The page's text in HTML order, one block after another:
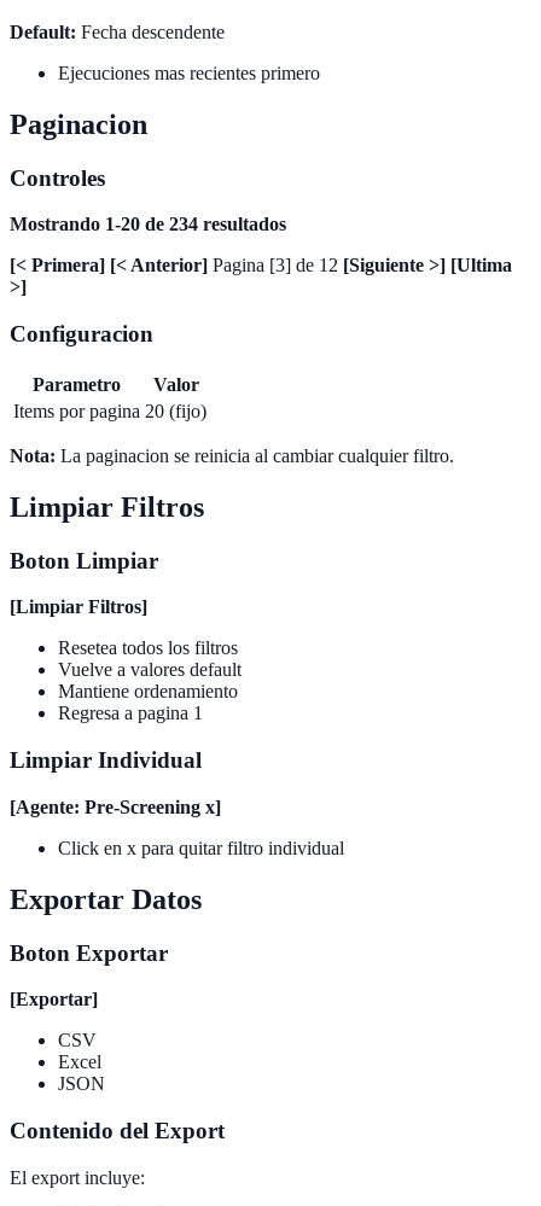
Default: Fecha descendente
Ejecuciones mas recientes primero
Paginacion
Controles
Mostrando 1-20 de 234 resultados
[< Primera] [< Anterior] Pagina [3] de 12 [Siguiente >] [Ultima
>]
Configuracion
Parametro
Valor
Items por pagina 20 (fijo)
Nota: La paginacion se reinicia al cambiar cualquier filtro.
Limpiar Filtros
Boton Limpiar
[Limpiar Filtros]
Resetea todos los filtros
Vuelve a valores default
Mantiene ordenamiento
Regresa a pagina 1
Limpiar Individual
[Agente: Pre-Screening x]
Click en x para quitar filtro individual
Exportar Datos
Boton Exportar
[Exportar]
CSV
Excel
JSON
Contenido del Export
El export incluye: